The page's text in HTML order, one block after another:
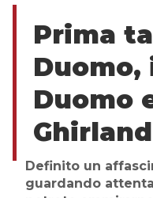
Prima
Duomo,
Duomo
Definito un
guardando